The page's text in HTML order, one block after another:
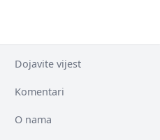
Dojavite vijest
Komentari
O nama